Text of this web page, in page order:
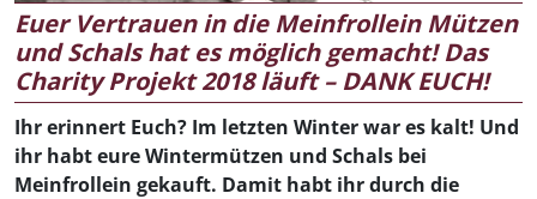
Euer Vertrauen in die Meinfrollein Mützen
und Schals hat es möglich gemacht! Das
Charity Projekt 2018 läuft – DANK EUCH!
Ihr erinnert Euch? Im letzten Winter war es kalt! Und
ihr habt eure Wintermützen und Schals bei
Meinfrollein gekauft. Damit habt ihr durch die